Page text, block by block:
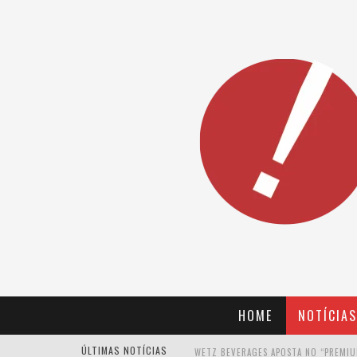
HOME NOTÍCIAS
ÚLTIMAS NOTÍCIAS